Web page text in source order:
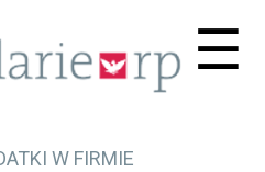
☰
W FIRMIE